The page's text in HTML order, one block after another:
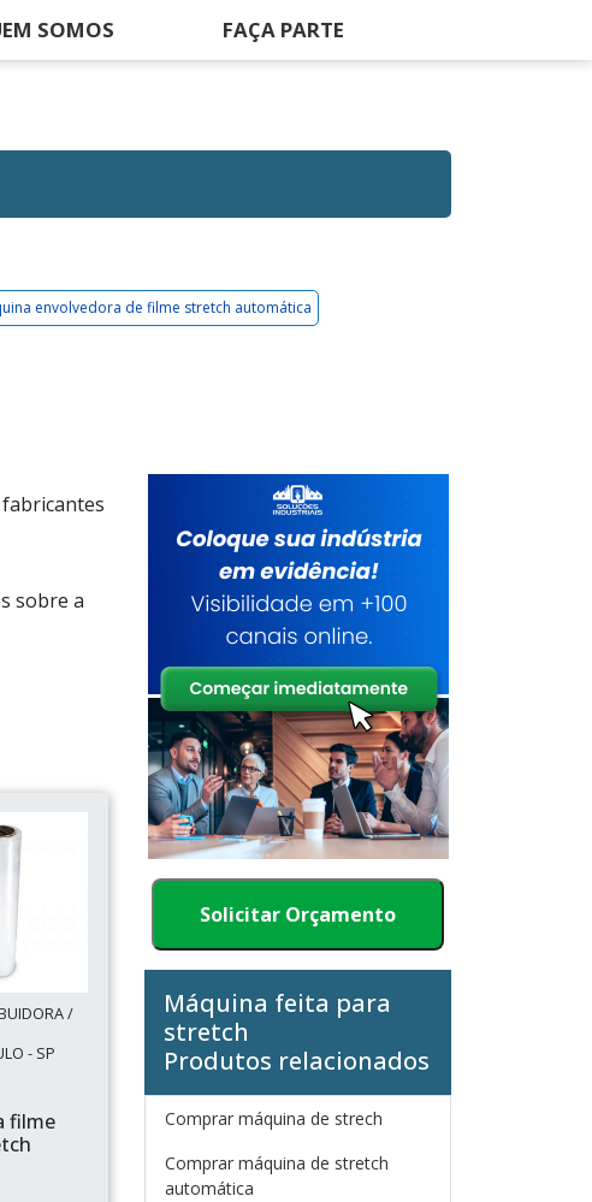
SOMOS FAÇA PARTE
envolvedora de filme stretch automática
sobre a
/
- SP
filme
Solicitar Orçamento
Máquina feita para
stretch
Produtos relacionados
Comprar máquina de strech
Comprar máquina de stretch
automática